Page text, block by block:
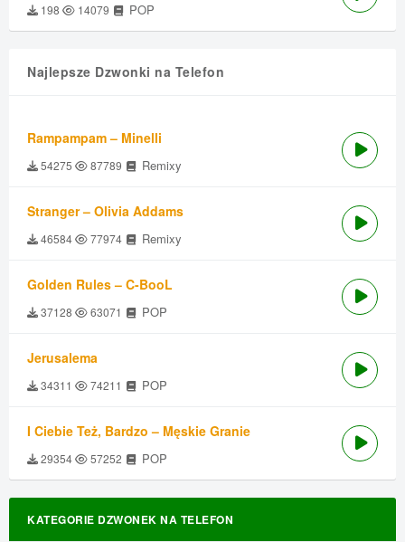
198 14079 POP
Najlepsze Dzwonki na Telefon
Rampampam – Minelli
54275 87789 Remixy
Stranger – Olivia Addams
46584 77974 Remixy
Golden Rules – C-BooL
37128 63071 POP
Jerusalema
34311 74211 POP
I Ciebie Też, Bardzo – Męskie Granie
29354 57252 POP
KATEGORIE DZWONEK NA TELEFON